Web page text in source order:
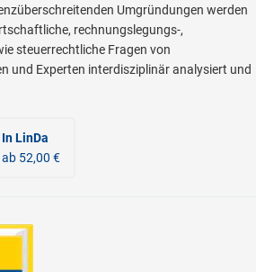
Umgründungen werden
rechnungslegungs-,
steuerrechtliche Fragen von
und Experten interdisziplinär analysiert und
In LinDa
ab 52,00 €